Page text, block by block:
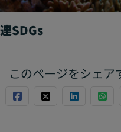
SDGs
このページをシェア